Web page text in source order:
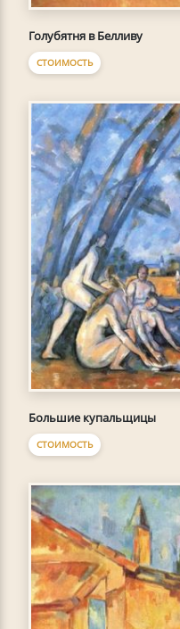
Голубятня в Белливу
СТОИМОСТЬ
Большие купальщицы
СТОИМОСТЬ